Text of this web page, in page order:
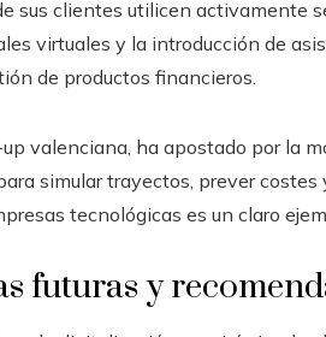
sus clientes utilicen activamente
virtuales y la introducción de
de productos financieros.
valenciana, ha apostado por la
simular trayectos, prever
tecnológicas es un claro
futuras y